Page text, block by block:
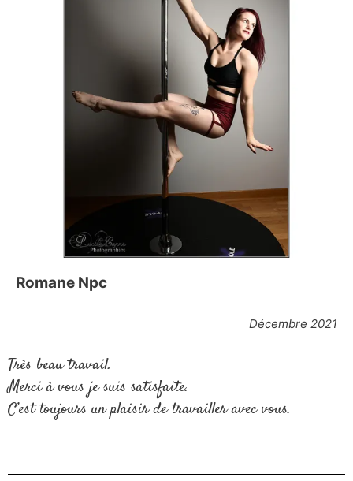
Romane Npc
Décembre 2021
Très beau travail.
Merci à vous je suis satisfaite.
C’est toujours un plaisir de travailler avec vous.